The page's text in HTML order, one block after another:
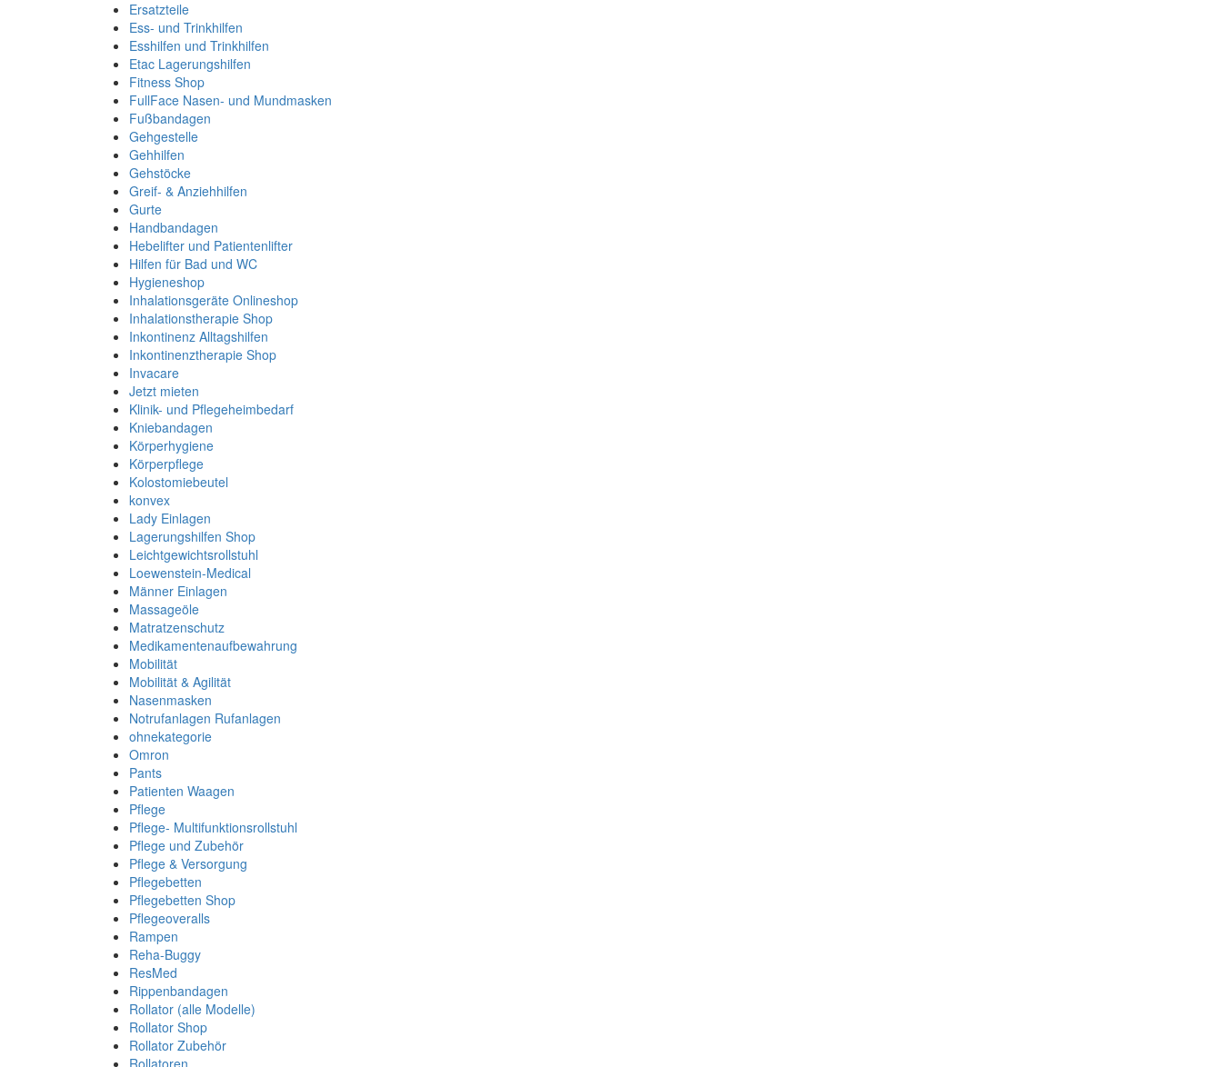
Ersatzteile
Ess- und Trinkhilfen
Esshilfen und Trinkhilfen
Etac Lagerungshilfen
Fitness Shop
FullFace Nasen- und Mundmasken
Fußbandagen
Gehgestelle
Gehhilfen
Gehstöcke
Greif- & Anziehhilfen
Gurte
Handbandagen
Hebelifter und Patientenlifter
Hilfen für Bad und WC
Hygieneshop
Inhalationsgeräte Onlineshop
Inhalationstherapie Shop
Inkontinenz Alltagshilfen
Inkontinenztherapie Shop
Invacare
Jetzt mieten
Klinik- und Pflegeheimbedarf
Kniebandagen
Körperhygiene
Körperpflege
Kolostomiebeutel
konvex
Lady Einlagen
Lagerungshilfen Shop
Leichtgewichtsrollstuhl
Loewenstein-Medical
Männer Einlagen
Massageöle
Matratzenschutz
Medikamentenaufbewahrung
Mobilität
Mobilität & Agilität
Nasenmasken
Notrufanlagen Rufanlagen
ohnekategorie
Omron
Pants
Patienten Waagen
Pflege
Pflege- Multifunktionsrollstuhl
Pflege und Zubehör
Pflege & Versorgung
Pflegebetten
Pflegebetten Shop
Pflegeoveralls
Rampen
Reha-Buggy
ResMed
Rippenbandagen
Rollator (alle Modelle)
Rollator Shop
Rollator Zubehör
Rollatoren